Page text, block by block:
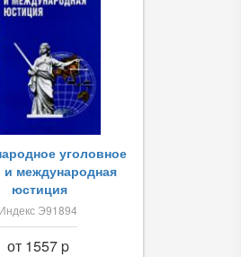
уголовное
и международная
юстиция
Индекс Э91894
от 1557 p